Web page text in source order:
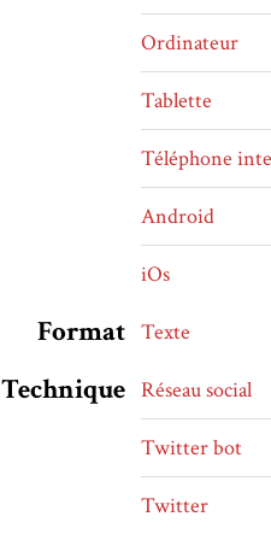
Ordinateur
Tablette
Téléphone
Android
iOs
Format Texte
Technique Réseau social
Twitter bot
Twitter